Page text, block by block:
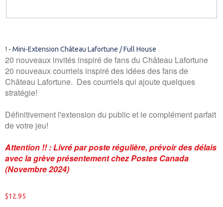
! - Mini-Extension Château Lafortune / Full House
20 nouveaux invités inspiré de fans du Château Lafortune
20 nouveaux courriels inspiré des idées des fans de
Château Lafortune. Des courriels qui ajoute quelques
stratégie!
Définitivement l'extension du public et le complément parfait
de votre jeu!
Attention !! : Livré par poste régulière, prévoir des délais
avec la grève présentement chez Postes Canada
(Novembre 2024)
$12.95